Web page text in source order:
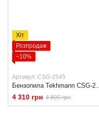
Хіт
Розпродаж
−10%
Артикул: CSG-2545
4 310 грн 4 800 грн